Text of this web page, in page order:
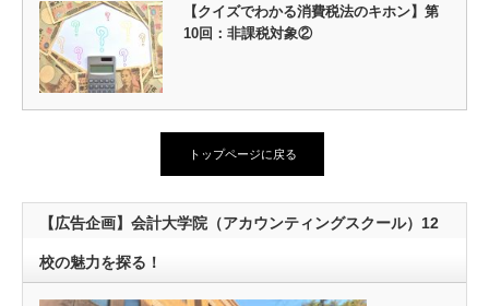
【クイズでわかる消費税法のキホン】第
10回：非課税対象②
トップページに戻る
【広告企画】会計大学院（アカウンティングスクール）12
校の魅力を探る！